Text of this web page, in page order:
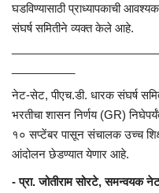
घडविण्यासाठीप्राध्यापकाची
संघर्ष समितीने व्यक्त केले आहे.
नेट-सेट,पीएच.डी. धारक संघर्ष
भरतीचा शासन निर्णय (GR)
१० सप्टेंबर पासून संचालक उच्च
आंदोलनछेडण्यातयेणार आहे.
- प्रा.जोतीराम सोरटे, समन्वयक